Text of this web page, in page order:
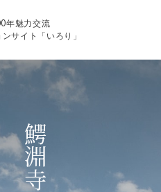
年魅力交流
サイト「いろり」
力交流
鰐淵寺